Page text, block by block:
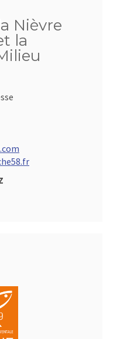
Nièvre
la